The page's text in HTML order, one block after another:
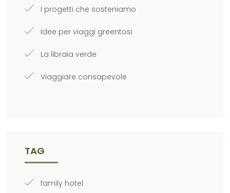
I progetti che sosteniamo
Idee per viaggi greentosi
La libraia verde
Viaggiare consapevole
TAG
family hotel